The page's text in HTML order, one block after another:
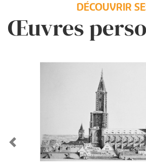
DÉCOUVRIR
Œuvres
Previous